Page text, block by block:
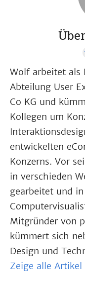
Wolf arbeitet als
Abteilung User
Co KG und
Kollegen um
entwickelten
Konzerns. Vor
in verschieden
gearbeitet und
Mitgründer von
kümmert sich
Design und
Zeige alle